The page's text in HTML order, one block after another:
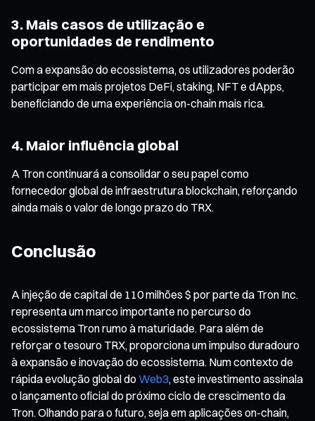
3. Mais casos de utilização e
oportunidades de rendimento
Com a expansão do ecossistema, os utilizadores poderão
participar em mais projetos DeFi, staking, NFT e dApps,
beneficiando de uma experiência on-chain mais rica.
4. Maior influência global
A Tron continuará a consolidar o seu papel como
fornecedor global de infraestrutura blockchain, reforçando
ainda mais o valor de longo prazo do TRX.
Conclusão
A injeção de capital de 110 milhões $ por parte da Tron Inc.
representa um marco importante no percurso do
ecossistema Tron rumo à maturidade. Para além de
reforçar o tesouro TRX, proporciona um impulso duradouro
à expansão e inovação do ecossistema. Num contexto de
rápida evolução global doWeb3, este investimento assinala
o lançamento oficial do próximo ciclo de crescimento da
Tron. Olhando para o futuro, seja em aplicações on-chain,